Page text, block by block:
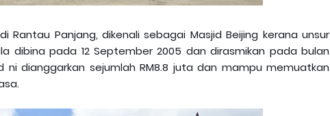
Rantau Panjang, dikenali sebagai Masjid Beijing kerana unsur
dibina pada 12 September 2005 dan dirasmikan pada bulan
ni dianggarkan sejumlah RM8.8 juta dan mampu memuatkan